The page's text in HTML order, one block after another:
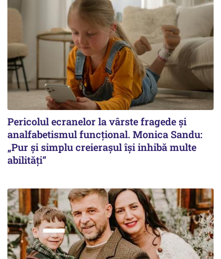
Pericolul ecranelor la vârste fragede și
analfabetismul funcțional. Monica Sandu:
„Pur și simplu creierașul își inhibă multe
abilități”